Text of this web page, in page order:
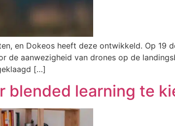
en Dokeos heeft deze ontwikkeld. Op 19
aanwezigheid van drones op de
[…]
blended learning te